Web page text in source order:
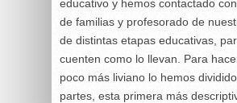
educativo y hemos contactado
de familias y profesorado de
de distintas etapas educativas,
cuenten como lo llevan. Para
poco más liviano lo hemos
partes, esta primera más